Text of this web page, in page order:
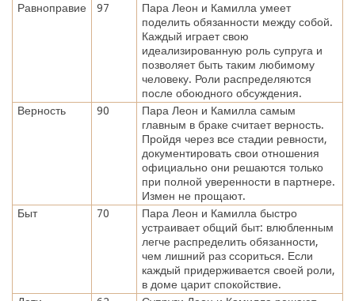
Равноправие 97
Пара Леон и Камилла умеет
поделить обязанности между собой.
Каждый играет свою
идеализированную роль супруга и
позволяет быть таким любимому
человеку. Роли распределяются
после обоюдного обсуждения.
Верность
90
Пара Леон и Камилла самым
главным в браке считает верность.
Пройдя через все стадии ревности,
документировать свои отношения
официально они решаются только
при полной уверенности в партнере.
Измен не прощают.
Быт
70
Пара Леон и Камилла быстро
устраивает общий быт: влюбленным
легче распределить обязанности,
чем лишний раз ссориться. Если
каждый придерживается своей роли,
в доме царит спокойствие.